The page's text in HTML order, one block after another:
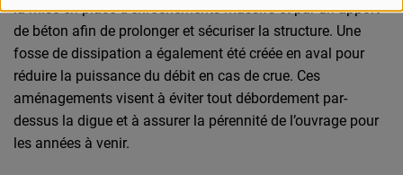
la mise en place d’enrochements massifs et par un apport
de béton afin de prolonger et sécuriser la structure. Une
fosse de dissipation a également été créée en aval pour
réduire la puissance du débit en cas de crue. Ces
aménagements visent à éviter tout débordement par-
dessus la digue et à assurer la pérennité de l’ouvrage pour
les années à venir.